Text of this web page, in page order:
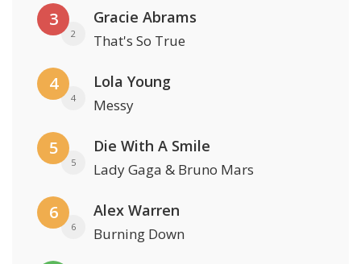
3
2
Gracie Abrams
That's So True
4
4
Lola Young
Messy
5
5
Die With A Smile
Lady Gaga & Bruno Mars
6
6
Alex Warren
Burning Down